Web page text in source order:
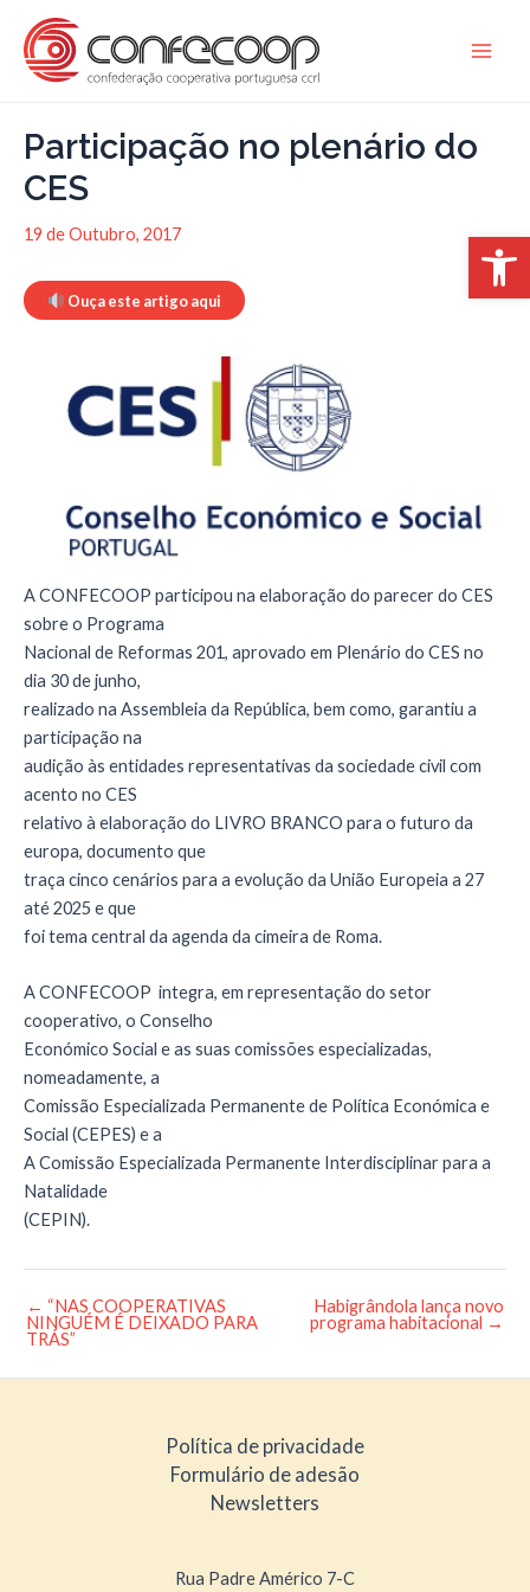
content
Participação no plenário do
CES
19 de Outubro, 2017
Ouça este artigo aqui
A CONFECOOP participou na elaboração do parecer do CES
sobre o Programa
Nacional de Reformas 201, aprovado em Plenário do CES no
dia 30 de junho,
realizado na Assembleia da República, bem como, garantiu a
participação na
audição às entidades representativas da sociedade civil com
acento no CES
relativo à elaboração do LIVRO BRANCO para o futuro da
europa, documento que
traça cinco cenários para a evolução da União Europeia a 27
até 2025 e que
foi tema central da agenda da cimeira de Roma.
A CONFECOOP integra, em representação do setor
cooperativo, o Conselho
Económico Social e as suas comissões especializadas,
nomeadamente, a
Comissão Especializada Permanente de Política Económica e
Social (CEPES) e a
A Comissão Especializada Permanente Interdisciplinar para a
Natalidade
(CEPIN).
Post
navigation
← “NAS COOPERATIVAS
NINGUÉM É DEIXADO PARA
TRÁS”
Habigrândola lança novo
programa habitacional →
Política de privacidade
Formulário de adesão
Newsletters
Rua Padre Américo 7-C